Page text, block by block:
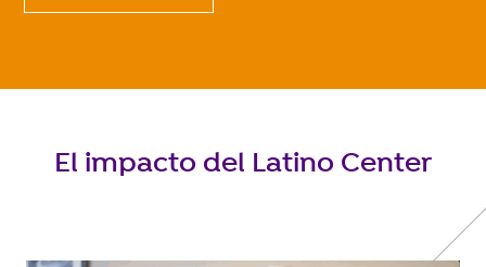
El impacto del Latino Center